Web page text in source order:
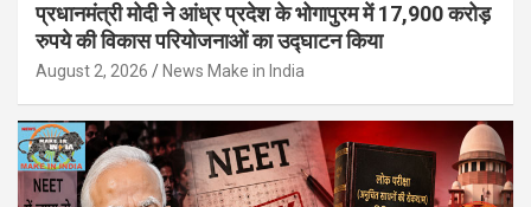
प्रधानमंत्री मोदी ने आंध्र प्रदेश के भोगापुरम में 17,900 करोड़
रुपये की विकास परियोजनाओं का उद्घाटन किया
August 2, 2026 News Make in India